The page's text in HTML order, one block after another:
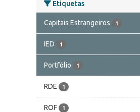
Etiquetas
Capitais Estrangeiros 1
IED 1
Portfólio 1
RDE 1
ROF 1